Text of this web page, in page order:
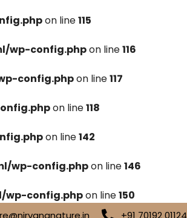
on line115
wp-config.phpon line116
config.phpon line117
on line118
on line142
wp-config.phpon line146
wp-config.phpon line150
+91 70192 01124